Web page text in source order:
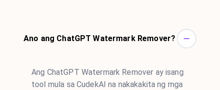
Ano ang ChatGPT Watermark Remover?
Ang ChatGPT Watermark Remover ay isang
tool mula sa CudekAI na nakakakita ng mga